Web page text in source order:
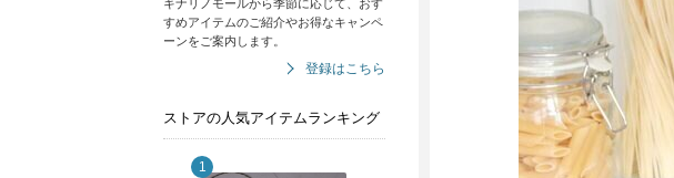
キナリノモールから季節に応じて、おす
すめアイテムのご紹介やお得なキャンペ
ーンをご案内します。
登録はこちら
ストアの人気アイテムランキング